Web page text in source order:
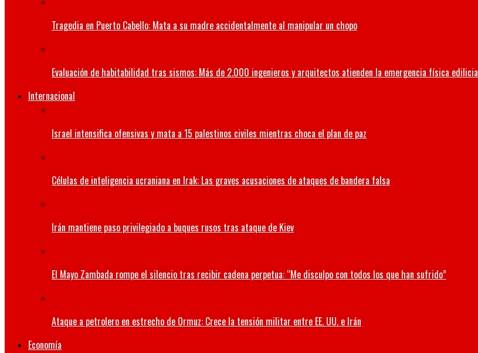
Tragedia en Puerto Cabello: Mata a su madre accidentalmente al manipular un chopo
Evaluación de habitabilidad tras sismos: Más de 2.000 ingenieros y arquitectos atienden la emergencia física edilicia
Internacional
Israel intensifica ofensivas y mata a 15 palestinos civiles mientras choca el plan de paz
Células de inteligencia ucraniana en Irak: Las graves acusaciones de ataques de bandera falsa
Irán mantiene paso privilegiado a buques rusos tras ataque de Kiev
El Mayo Zambada rompe el silencio tras recibir cadena perpetua: “Me disculpo con todos los que han sufrido”
Ataque a petrolero en estrecho de Ormuz: Crece la tensión militar entre EE. UU. e Irán
Economía